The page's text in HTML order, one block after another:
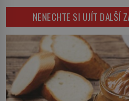
dokáže
bychom
energie.
pozornost
astronomů.
něco
Naprosto
Gary
zkoumají
Průzkumu
NENECHTE SI UJÍT DALŠÍ